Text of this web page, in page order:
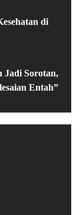
di
Jadi Sorotan,
Entah”